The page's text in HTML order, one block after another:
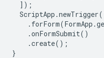
]);
ScriptApp .newTrigger(
. forForm(FormApp .
.onFormSubmit()
.create();
}